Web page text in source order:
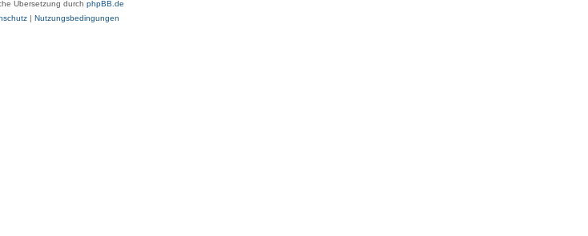
Übersetzung durch phpBB.de
| Nutzungsbedingungen